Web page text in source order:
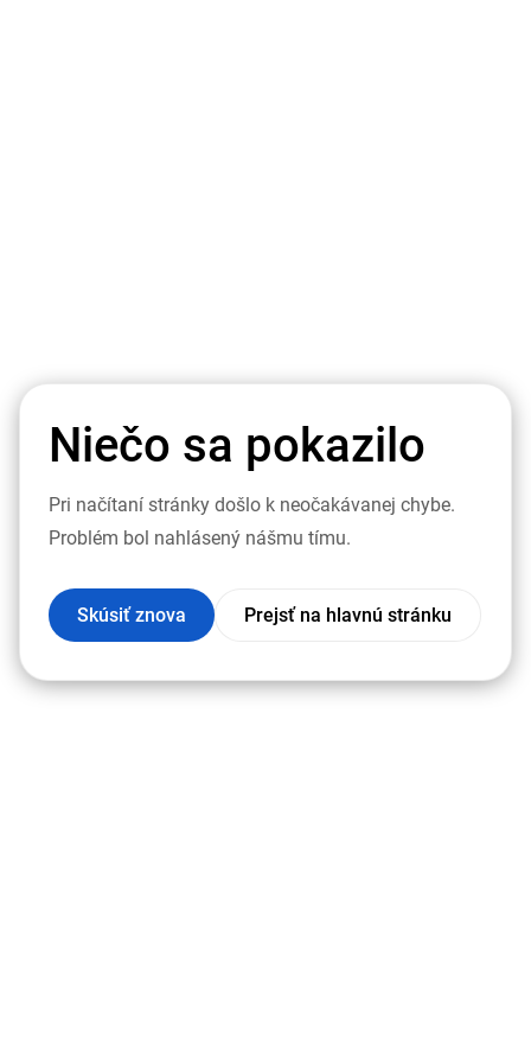
Niečo sa pokazilo
Pri načítaní stránky došlo k neočakávanej chybe.
Problém bol nahlásený nášmu tímu.
Skúsiť znova Prejsť na hlavnú stránku